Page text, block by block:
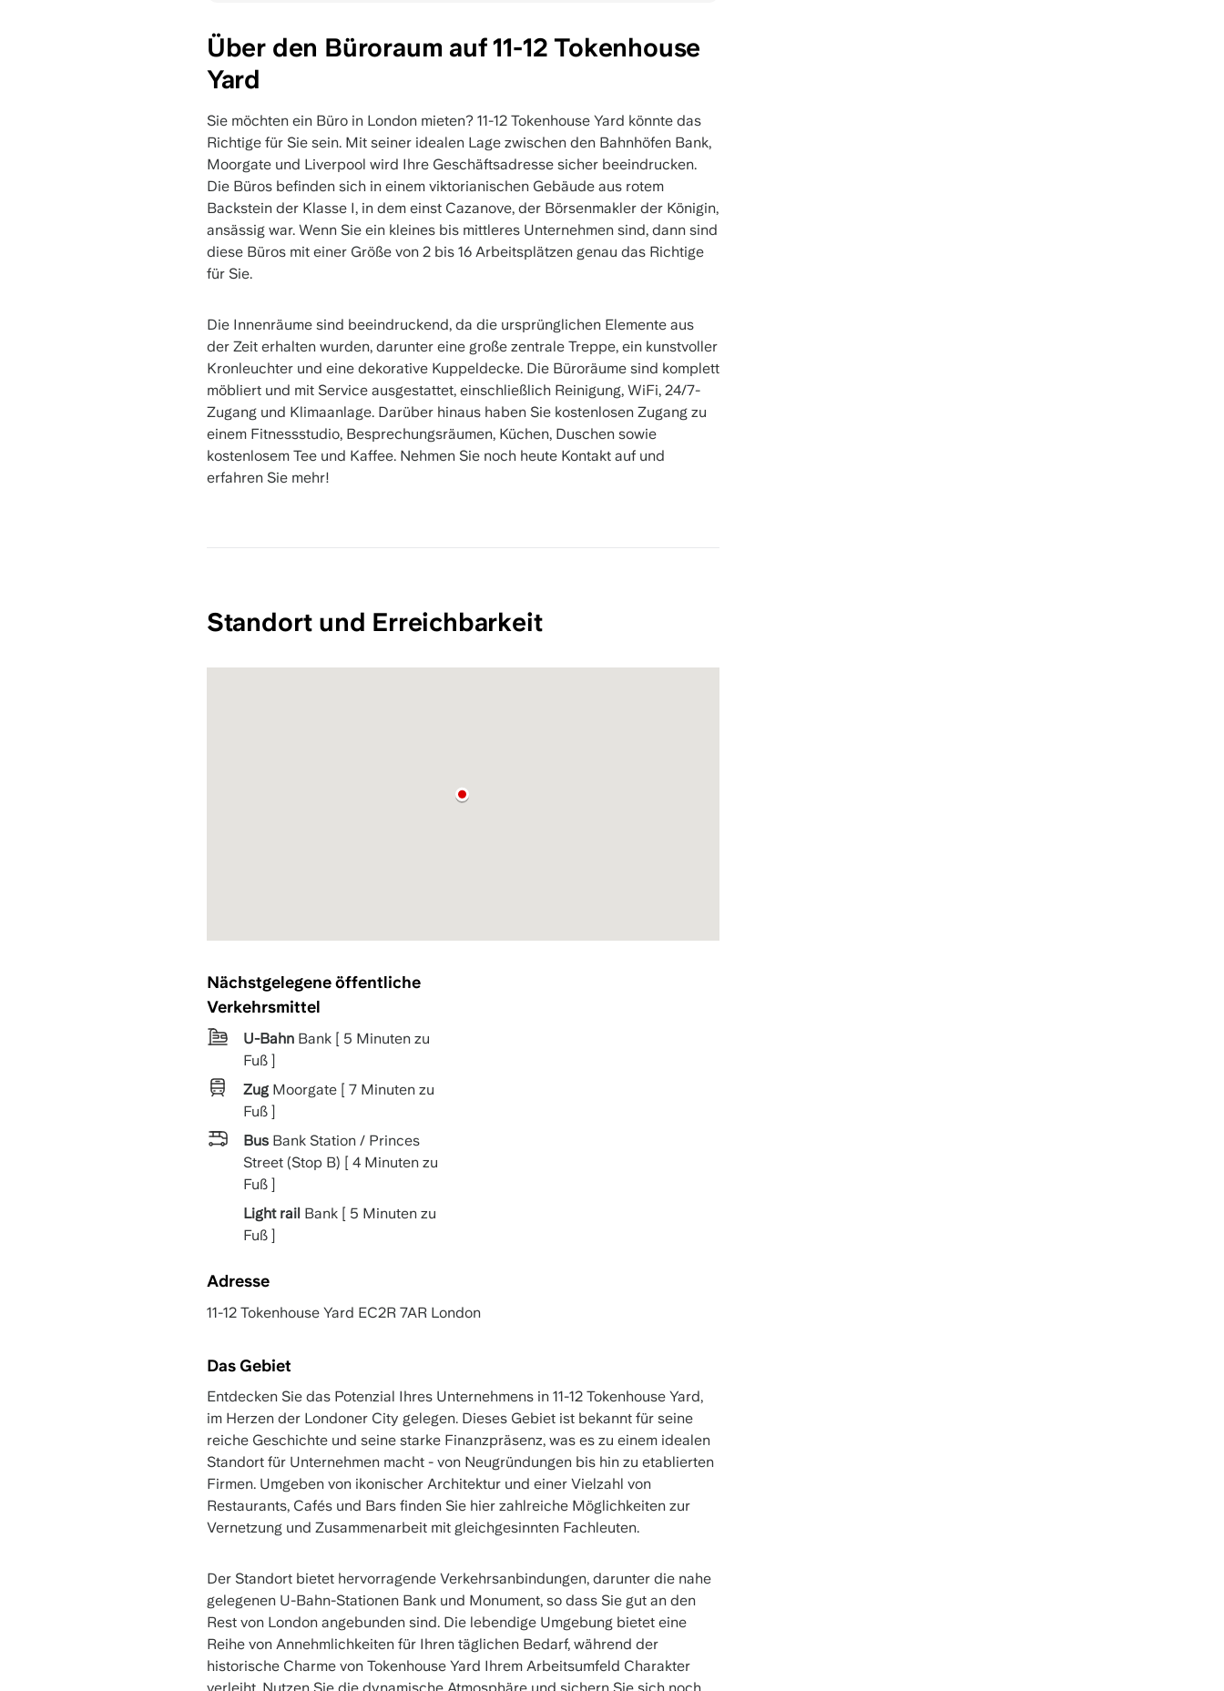
Über den Büroraum auf 11-12 Tokenhouse
Yard
Sie möchten ein Büro in London mieten? 11-12 Tokenhouse Yard könnte das
Richtige für Sie sein. Mit seiner idealen Lage zwischen den Bahnhöfen Bank,
Moorgate und Liverpool wird Ihre Geschäftsadresse sicher beeindrucken.
Die Büros befinden sich in einem viktorianischen Gebäude aus rotem
Backstein der Klasse I, in dem einst Cazanove, der Börsenmakler der Königin,
ansässig war. Wenn Sie ein kleines bis mittleres Unternehmen sind, dann sind
diese Büros mit einer Größe von 2 bis 16 Arbeitsplätzen genau das Richtige
für Sie.
Die Innenräume sind beeindruckend, da die ursprünglichen Elemente aus
der Zeit erhalten wurden, darunter eine große zentrale Treppe, ein kunstvoller
Kronleuchter und eine dekorative Kuppeldecke. Die Büroräume sind komplett
möbliert und mit Service ausgestattet, einschließlich Reinigung, WiFi, 24/7-
Zugang und Klimaanlage. Darüber hinaus haben Sie kostenlosen Zugang zu
einem Fitnessstudio, Besprechungsräumen, Küchen, Duschen sowie
kostenlosem Tee und Kaffee. Nehmen Sie noch heute Kontakt auf und
erfahren Sie mehr!
Standort und Erreichbarkeit
Nächstgelegene öffentliche
Verkehrsmittel
U-BahnBank [ 5 Minuten zu
Fuß ]
ZugMoorgate [ 7 Minuten zu
Fuß ]
BusBank Station / Princes
Street (Stop B) [ 4 Minuten zu
Fuß ]
Light rail Bank [ 5 Minuten zu
Fuß ]
Adresse
11-12 Tokenhouse Yard EC2R 7AR London
Das Gebiet
Entdecken Sie das Potenzial Ihres Unternehmens in 11-12 Tokenhouse Yard,
im Herzen der Londoner City gelegen. Dieses Gebiet ist bekannt für seine
reiche Geschichte und seine starke Finanzpräsenz, was es zu einem idealen
Standort für Unternehmen macht - von Neugründungen bis hin zu etablierten
Firmen. Umgeben von ikonischer Architektur und einer Vielzahl von
Restaurants, Cafés und Bars finden Sie hier zahlreiche Möglichkeiten zur
Vernetzung und Zusammenarbeit mit gleichgesinnten Fachleuten.
Der Standort bietet hervorragende Verkehrsanbindungen, darunter die nahe
gelegenen U-Bahn-Stationen Bank und Monument, so dass Sie gut an den
Rest von London angebunden sind. Die lebendige Umgebung bietet eine
Reihe von Annehmlichkeiten für Ihren täglichen Bedarf, während der
historische Charme von Tokenhouse Yard Ihrem Arbeitsumfeld Charakter